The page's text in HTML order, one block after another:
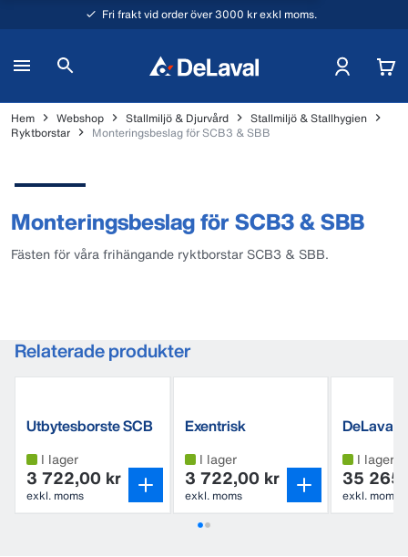
Fri frakt vid order över 3000 kr exkl moms.
Hem Webshop Stallmiljö & Djurvård
Stallmiljö & Stallhygien
Ryktborstar
Monteringsbeslag för SCB3 & SBB
Monteringsbeslag för SCB3 & SBB
Fästen för våra frihängande ryktborstar SCB3 & SBB.
Relaterade produkter
Utbytesborste SCB
I lager
3 722,00 kr
exkl. moms
Exentrisk
I lager
3 722,00 kr
exkl. moms
DeLaval
I lager
35
exkl. moms